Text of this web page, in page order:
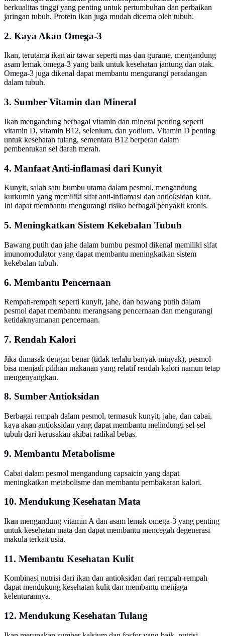
berkualitas tinggi yang penting untuk pertumbuhan dan perbaikan
jaringan tubuh. Protein ikan juga mudah dicerna oleh tubuh.
2. Kaya Akan Omega-3
Ikan, terutama ikan air tawar seperti mas dan gurame, mengandung
asam lemak omega-3 yang baik untuk kesehatan jantung dan otak.
Omega-3 juga dikenal dapat membantu mengurangi peradangan
dalam tubuh.
3. Sumber Vitamin dan Mineral
Ikan mengandung berbagai vitamin dan mineral penting seperti
vitamin D, vitamin B12, selenium, dan yodium. Vitamin D penting
untuk kesehatan tulang, sementara B12 berperan dalam
pembentukan sel darah merah.
4. Manfaat Anti-inflamasi dari Kunyit
Kunyit, salah satu bumbu utama dalam pesmol, mengandung
kurkumin yang memiliki sifat anti-inflamasi dan antioksidan kuat.
Ini dapat membantu mengurangi risiko berbagai penyakit kronis.
5. Meningkatkan Sistem Kekebalan Tubuh
Bawang putih dan jahe dalam bumbu pesmol dikenal memiliki sifat
imunomodulator yang dapat membantu meningkatkan sistem
kekebalan tubuh.
6. Membantu Pencernaan
Rempah-rempah seperti kunyit, jahe, dan bawang putih dalam
pesmol dapat membantu merangsang pencernaan dan mengurangi
ketidaknyamanan pencernaan.
7. Rendah Kalori
Jika dimasak dengan benar (tidak terlalu banyak minyak), pesmol
bisa menjadi pilihan makanan yang relatif rendah kalori namun tetap
mengenyangkan.
8. Sumber Antioksidan
Berbagai rempah dalam pesmol, termasuk kunyit, jahe, dan cabai,
kaya akan antioksidan yang dapat membantu melindungi sel-sel
tubuh dari kerusakan akibat radikal bebas.
9. Membantu Metabolisme
Cabai dalam pesmol mengandung capsaicin yang dapat
meningkatkan metabolisme dan membantu pembakaran kalori.
10. Mendukung Kesehatan Mata
Ikan mengandung vitamin A dan asam lemak omega-3 yang penting
untuk kesehatan mata dan dapat membantu mencegah degenerasi
makula terkait usia.
11. Membantu Kesehatan Kulit
Kombinasi nutrisi dari ikan dan antioksidan dari rempah-rempah
dapat mendukung kesehatan kulit dan membantu menjaga
kelenturannya.
12. Mendukung Kesehatan Tulang